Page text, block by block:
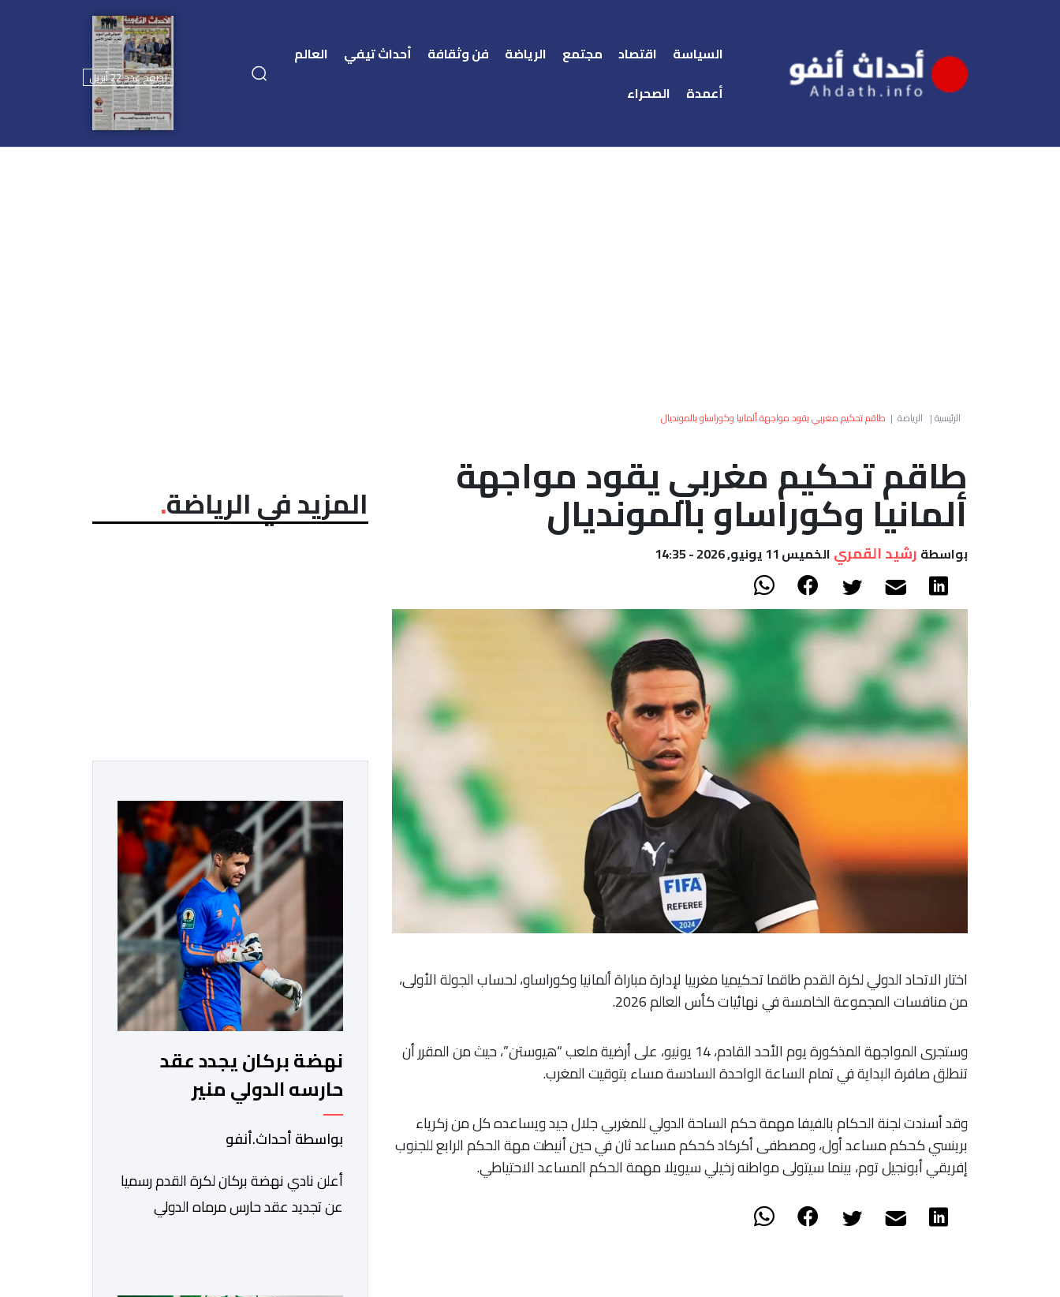
السياسة اقتصاد مجتمع الرياضة فن وثقافة أحداث تيفي
العالم
أعمدة
الصحراء
تصفح عدد 22 أبريل
الرئيسية| الرياضة | طاقم تحكيم مغربي يقود مواجهة ألمانيا وكوراساو بالمونديال
طاقم تحكيم مغربي يقود مواجهة
ألمانيا وكوراساو بالمونديال
بواسطة رشيد القمري الخميس 11 يونيو, 2026 - 14:35
اختار الاتحاد الدولي لكرة القدم طاقما تحكيميا مغربيا لإدارة مباراة ألمانيا وكوراساو، لحساب الجولة الأولى،
من منافسات المجموعة الخامسة في نهائيات كأس العالم 2026.
​وستجرى المواجهة المذكورة يوم الأحد القادم، 14 يونيو، على أرضية ملعب “هيوستن”، حيث من المقرر أن
تنطلق صافرة البداية في تمام الساعة الواحدة السادسة مساء بتوقيت المغرب.
​وقد أسندت لجنة الحكام بالفيفا مهمة حكم الساحة الدولي للمغربي جلال جيد ويساعده كل من زكرياء
برينسي كحكم مساعد أول، ومصطفى أكركاد كحكم مساعد ثان في حين أنيطت مهة الحكم الرابع للجنوب
إفريقي أبونجيل توم، بينما سيتولى مواطنه زخيلي سيويلا مهمة الحكم المساعد الاحتياطي.
المزيد في الرياضة
نهضة بركان يجدد عقد
حارسه الدولي منير
المحمدي حتى عام 2028
بواسطة أحداث.أنفو
​أعلن نادي نهضة بركان لكرة القدم رسميا
عن تجديد عقد حارس مرماه الدولي